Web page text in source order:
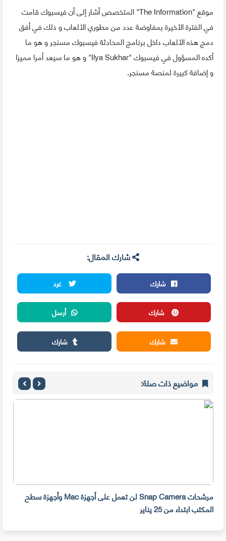
موقع "The Information" المتخصص أشار إلى أن فيسبوك قامت
في الفترة الأخيرة بمفاوضة عدد من مطوري الألعاب و ذلك في أفق
دمج هذه الألعاب داخل برنامج المحادثة فيسبوك مسنجر و هو ما
أكده المسؤول في فيسبوك "Ilya Sukhar" و هو ما سيعد أمرا مميزا
و إضافة كبيرة لمنصة مسنجر.
شارك المقال:
شارك
غرد
شارك
أرسل
شارك
شارك
مواضيع ذات صلة:
مرشحات Snap Camera لن تعمل على أجهزة Mac وأجهزة سطح
المكتب ابتداء من 25 يناير